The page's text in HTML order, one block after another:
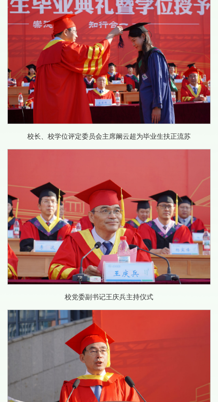
校长、校学位评定委员会主席阚云超为毕业生扶正流苏
校党委副书记王庆兵主持仪式